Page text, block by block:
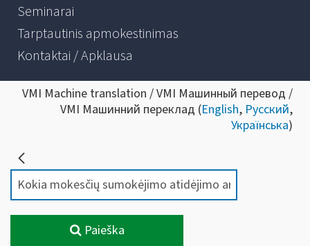
Seminarai
Tarptautinis apmokestinimas
Kontaktai / Apklausa
VMI Machine translation / VMI Машинный перевод /
VMI Машинний переклад (English, Русский,
Українська)
Paieška